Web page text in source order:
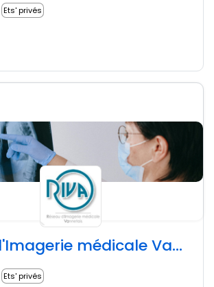
Ets' privés
Réseau d'Imagerie médicale Vannetais (RIVA56)
Ets' privés